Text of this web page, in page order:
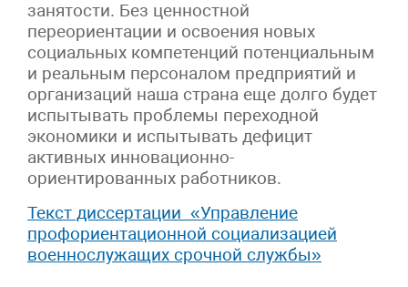
занятости. Без ценностной
переориентации и освоения новых
социальных компетенций потенциальным
и реальным персоналом предприятий и
организаций наша страна еще долго будет
испытывать проблемы переходной
экономики и испытывать дефицит
активных инновационно-
ориентированных работников.
Текст диссертации «Управление
профориентационной социализацией
военнослужащих срочной службы»